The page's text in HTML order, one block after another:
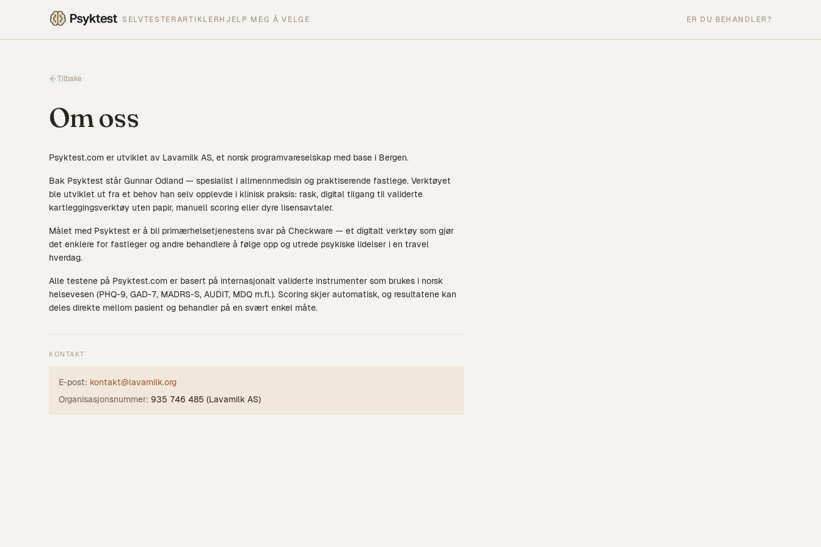
SELVTESTERARTIKLER HJELP MEG Å VELGE ER DU BEHANDLER?
Tilbake
Om oss
Psyktest.com er utviklet av Lavamilk AS, et norsk programvareselskap med base i Bergen.
Bak Psyktest står Gunnar Odland — spesialist i allmennmedisin og praktiserende fastlege. Verktøyet
ble utviklet ut fra et behov han selv opplevde i klinisk praksis: rask, digital tilgang til validerte
kartleggingsverktøy uten papir, manuell scoring eller dyre lisensavtaler.
Målet med Psyktest er å bli primærhelsetjenestens svar på Checkware — et digitalt verktøy som gjør
det enklere for fastleger og andre behandlere å følge opp og utrede psykiske lidelser i en travel
hverdag.
Alle testene på Psyktest.com er basert på internasjonalt validerte instrumenter som brukes i norsk
helsevesen (PHQ-9, GAD-7, MADRS-S, AUDIT, MDQ m.fl.). Scoring skjer automatisk, og resultatene kan
deles direkte mellom pasient og behandler på en svært enkel måte.
KONTAKT
E-post: kontakt@lavamilk.org
Organisasjonsnummer: 935 746 485 (Lavamilk AS)